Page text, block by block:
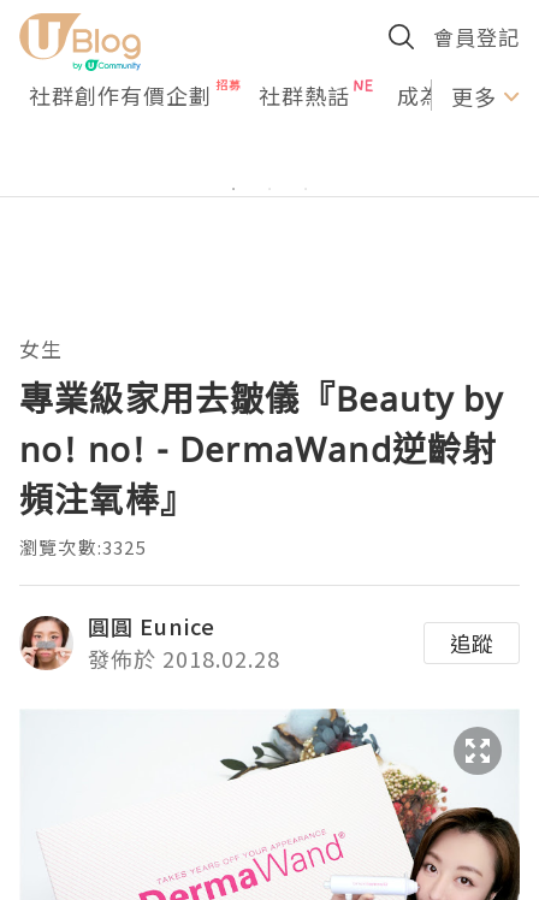
會員登記
社群創作有價企劃 社群熱話 成為U更多
女生
專業級家用去皺儀『Beauty by
no! no! - DermaWand逆齡射
頻注氧棒』
瀏覽次數:3325
圓圓 Eunice
發佈於 2018.02.28
追蹤